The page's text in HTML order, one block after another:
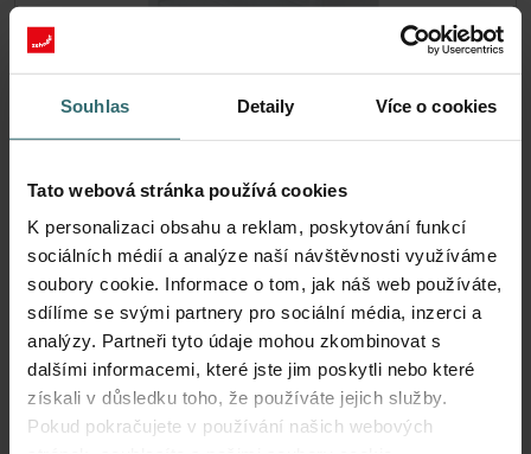
Souhlas Detaily Více o cookies
Tato webová stránka používá cookies
K personalizaci obsahu a reklam, poskytování funkcí
sociálních médií a analýze naší návštěvnosti využíváme
soubory cookie. Informace o tom, jak náš web používáte,
sdílíme se svými partnery pro sociální média, inzerci a
analýzy. Partneři tyto údaje mohou zkombinovat s
dalšími informacemi, které jste jim poskytli nebo které
získali v důsledku toho, že používáte jejich služby.
Pokud pokračujete v používání našich webových
524000100
Katalogové číslo: 524000100
Tento produkt se nachází v:
Atmos 175
Skladem Zásilka je obvykle doručena do 2–5 pracovních dnů
693.33
včetně DPH